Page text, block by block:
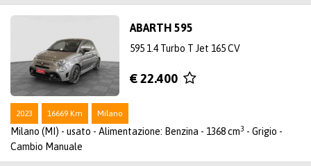
ABARTH 595
595 1.4 Turbo T Jet 165 CV
€ 22.400
2023 16669 Km Milano
Milano (MI) - usato - Alimentazione: Benzina - 1368 cm3 - Grigio -
Cambio Manuale